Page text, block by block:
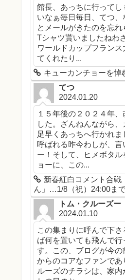
館長、あっちに行ってし
いなぁ毎日毎日、てつ、
とメールがきたのを忘れ
Tシャツ貰いましたねわ
ワールドカップフランス
てくれたり...
キューカンチョーを悼
てつ
2024.01.20
１５年後の２０２４年
した。ざんねんながら
足早くあっちへ行かれま
呼ばれる昨今わしが、
ー！そして、ヒメボタ
ョーに、この...
新春紅白コメント合戦
ん」…1/8（祝）24:00まで
トム・クルーズー
2024.01.10
この集まりに呼んで下
ば何を置いても飛んで行
す。この、ブログが今
からのコアなファンであ
ルーズのチラシは、家内